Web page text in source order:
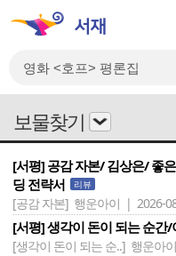
보물찾기
[서평] 공감 자본/ 김상은/ 좋
딩 전략서
리뷰
[공감 자본] 행운아이 | 2026-
[서평] 생각이 돈이 되는 순간
[생각이 돈이 되는 순..] 행운아